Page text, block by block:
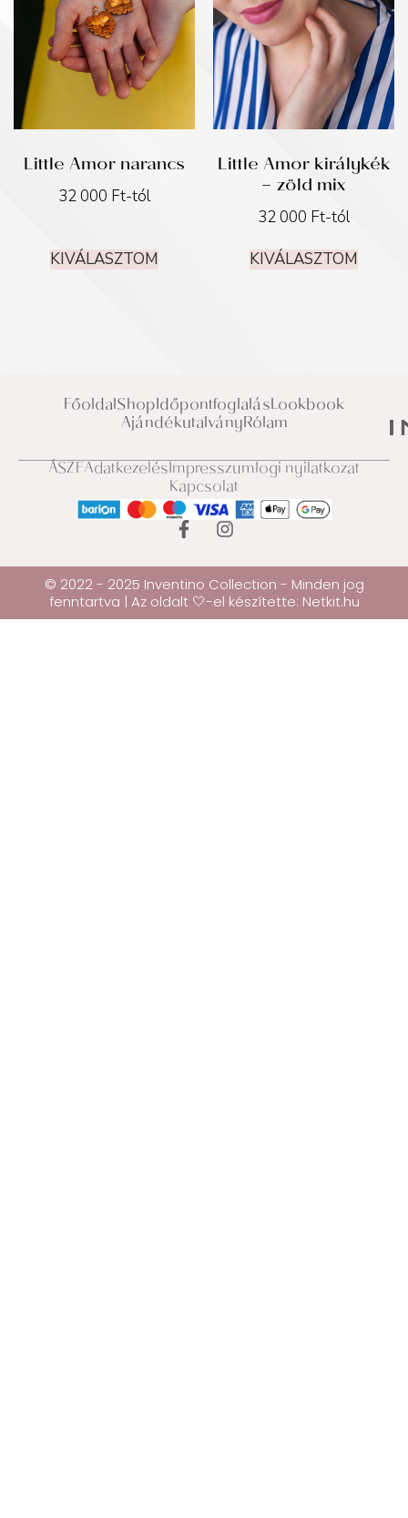
Little Amor narancs
32 000 Ft-tól
KIVÁLASZTOM
Little Amor királykék
– zöld mix
32 000 Ft-tól
KIVÁLASZTOM
FőoldalShopIdőpontfoglalásLookbook
AjándékutalványRólam
ÁSZFAdatkezelésImpresszumJogi nyilatkozat
Kapcsolat
© 2022 - 2025 Inventino Collection - Minden jog
fenntartva | Az oldalt 🤍-el készítette: Netkit.hu